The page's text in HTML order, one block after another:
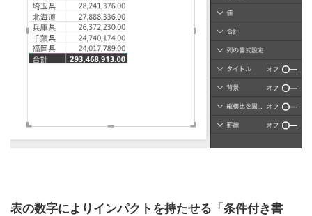
表の数字によりインパクトを持たせる「条件付き書